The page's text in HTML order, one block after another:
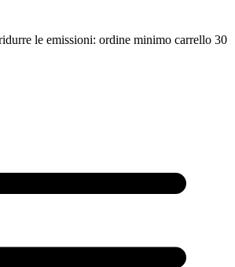
le emissioni: ordine minimo carrello 30